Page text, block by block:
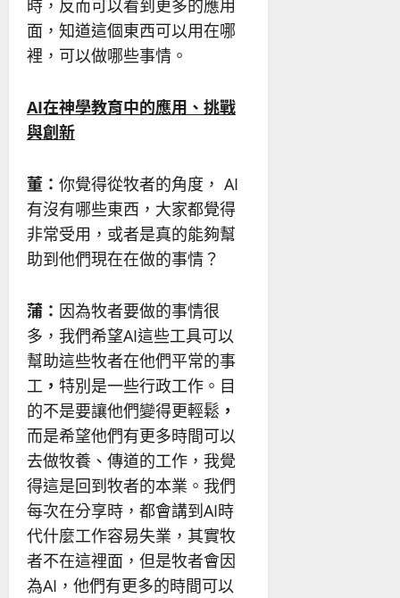
時，反而可以看到更多的應用
面，知道這個東西可以用在哪
裡，可以做哪些事情。
AI在神學教育中的應用、挑戰
與創新
董： 你覺得從牧者的角度， AI
有沒有哪些東西，大家都覺得
非常受用，或者是真的能夠幫
助到他們現在在做的事情？
蒲： 因為牧者要做的事情很
多，我們希望AI這些工具可以
幫助這些牧者在他們平常的事
工 ， 特別是一些行政工作。目
的不是要讓他們變得更輕鬆 ，
而是希望他們有更多時間可以
去做牧養、傳道的工作，我覺
得這是回到牧者的本業。我們
每次在分享時，都會講到AI時
代什麼工作容易失業，其實牧
者不在這裡面，但是牧者會因
為AI，他們有更多的時間可以